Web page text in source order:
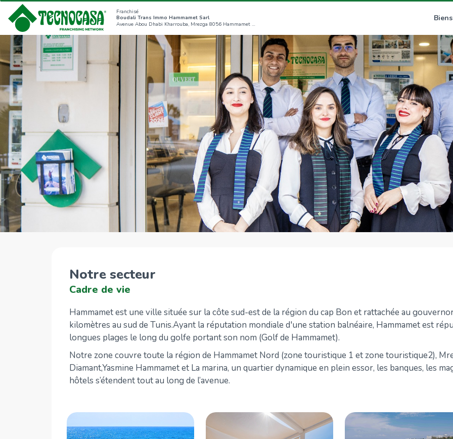
Franchisé
Boudali Trans Immo Hammamet Sarl
Avenue Abou Dhabi Kharrouba, Mrezga 8056 Hammamet (NB)
Biens
Notre secteur
Cadre de vie
Hammamet est une ville située sur la côte sud-est de la région du cap Bon et rattachée au
kilomètres au sud de Tunis.Ayant la réputation mondiale d'une station balnéaire, Hammamet est
longues plages le long du golfe portant son nom (Golf de Hammamet).
Notre zone couvre toute la région de Hammamet Nord (zone touristique 1 et zone touristique2),
Diamant,Yasmine Hammamet et La marina, un quartier dynamique en plein essor, les banques, les
hôtels s’étendent tout au long de l’avenue.